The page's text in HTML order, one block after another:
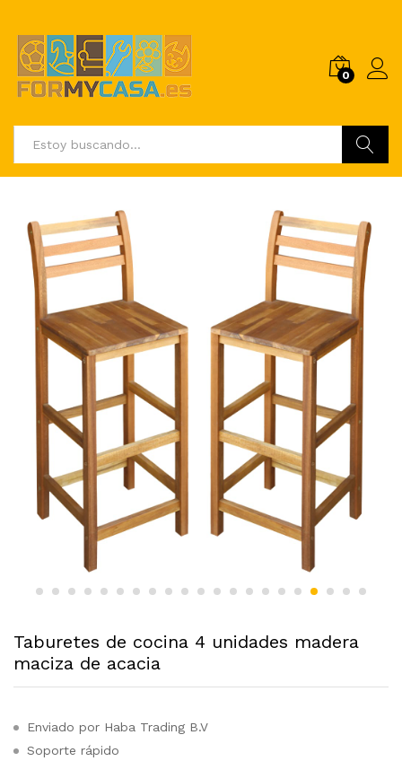
0
Taburetes de cocina 4 unidades madera
maciza de acacia
Enviado por Haba Trading B.V
Soporte rápido